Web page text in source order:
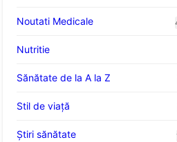
Noutati Medicale
Nutritie
Sănătate de la A la Z
Stil de viaţă
Ştiri sănătate